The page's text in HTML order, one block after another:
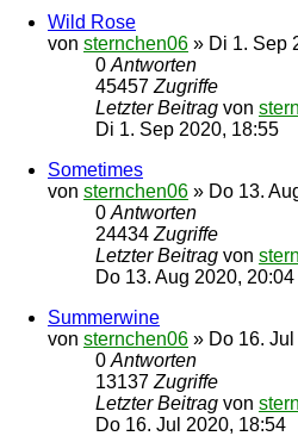
Wild Rose
von sternchen06 » Di 1. Sep
0 Antworten
45457 Zugriffe
Letzter Beitrag von
Di 1. Sep 2020, 18:55
Sometimes
von sternchen06 » Do 13.
0 Antworten
24434 Zugriffe
Letzter Beitrag von
Do 13. Aug 2020, 20:04
Summerwine
von sternchen06 » Do 16.
0 Antworten
13137 Zugriffe
Letzter Beitrag von
Do 16. Jul 2020, 18:54